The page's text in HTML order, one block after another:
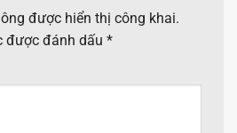
được hiển thị công khai.
được đánh dấu *